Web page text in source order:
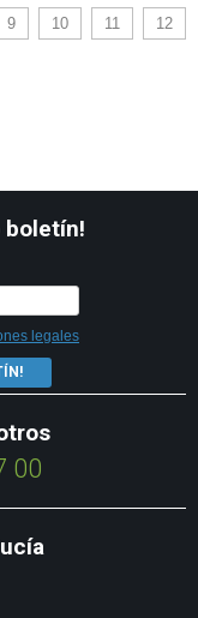
9 10 11
12
boletín!
legales
00